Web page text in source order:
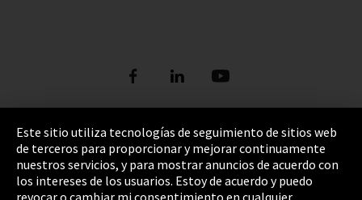
Pie de imprenta
Política de privacidad
Este sitio utiliza tecnologías de seguimiento de sitios web
de terceros para proporcionar y mejorar continuamente
nuestros servicios, y para mostrar anuncios de acuerdo con
los intereses de los usuarios. Estoy de acuerdo y puedo
revocar o cambiar mi consentimiento en cualquier